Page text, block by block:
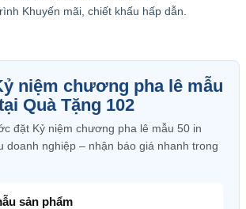
Khuyến mãi, chiết khấu hấp dẫn.
niệm chương pha lê mẫu
Quà Tặng 102
đặt Kỷ niệm chương pha lê mẫu 50 in
doanh nghiệp – nhận báo giá nhanh trong
sản phẩm